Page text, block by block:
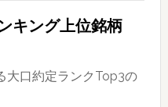
キング上位銘柄
大口約定ランクTop3の